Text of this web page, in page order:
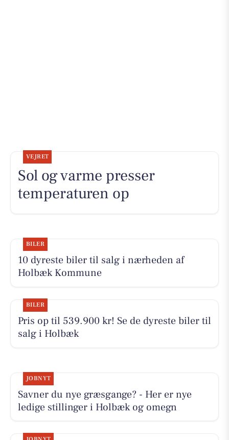
VEJRET
Sol og varme presser
temperaturen op
BILER
10 dyreste biler til salg i nærheden af
Holbæk Kommune
BILER
Pris op til 539.900 kr! Se de dyreste biler til
salg i Holbæk
JOBNYT
Savner du nye græsgange? - Her er nye
ledige stillinger i Holbæk og omegn